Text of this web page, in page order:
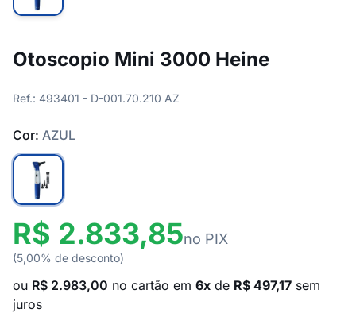
Otoscopio Mini 3000 Heine
Ref.: 493401 - D-001.70.210 AZ
Cor: AZUL
R$ 2.833,85no PIX
(5,00% de desconto)
ou R$ 2.983,00 no cartão em 6x de R$ 497,17 sem
juros